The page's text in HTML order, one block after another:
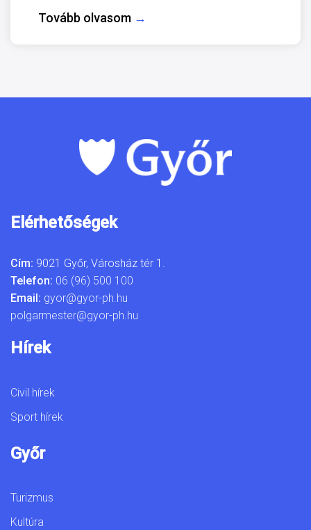
Tovább olvasom →
Elérhetőségek
Cím: 9021 Győr, Városház tér 1.
Telefon: 06 (96) 500 100
Email: gyor@gyor-ph.hu
polgarmester@gyor-ph.hu
Hírek
Civil hírek
Sport hírek
Győr
Turizmus
Kultúra